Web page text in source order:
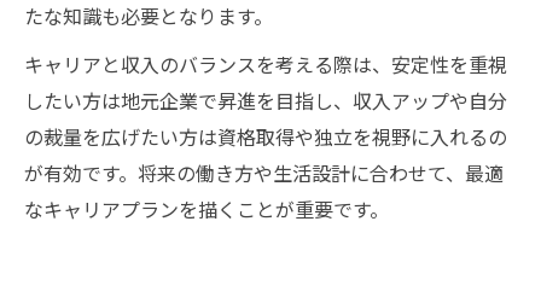
たな知識も必要となります。
キャリアと収入のバランスを考える際は、安定性を重視
したい方は地元企業で昇進を目指し、収入アップや自分
の裁量を広げたい方は資格取得や独立を視野に入れるの
が有効です。将来の働き方や生活設計に合わせて、最適
なキャリアプランを描くことが重要です。